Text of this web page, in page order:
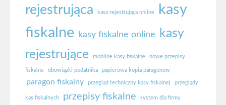
rejestrująca
kasa rejestrująca online
kasy
fiskalne kasy fiskalne online
kasy
rejestrujące
mobilne kasy fiskalne nowe przepisy
fiskalne obowiązki podatnika papierowa kopia paragonów
paragon fiskalny przegląd techniczny kasy fiskalnej przeglądy
kas fiskalnych przepisy fiskalne system dla firmy